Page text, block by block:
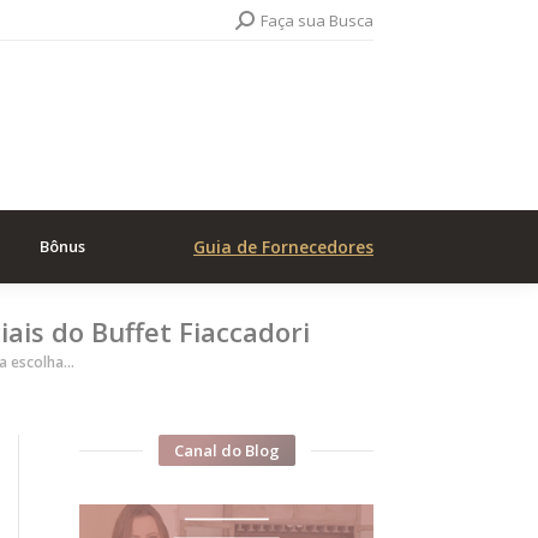
Search:Faça sua Busca
Bônus Guia de Fornecedores
do Buffet Fiaccadori
escolha…
Canal do Blog